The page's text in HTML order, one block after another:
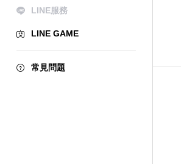
LINE服務
LINE GAME
常見問題